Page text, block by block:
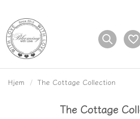
Hjem The Cottage Collection
The Cottage